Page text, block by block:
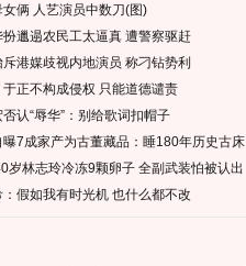
女俩 人艺演员中数刀(图)
扮邋遢农民工太逼真 遭警察驱赶
港媒歧视内地演员 称刁钻势利
于正不构成侵权 只能道德谴责
认“辱华”：别给歌词扣帽子
曝7成家产为古董藏品：睡180年历史古床
岁林志玲冷冻9颗卵子 全副武装怕被认出
：假如我有时光机 也什么都不改